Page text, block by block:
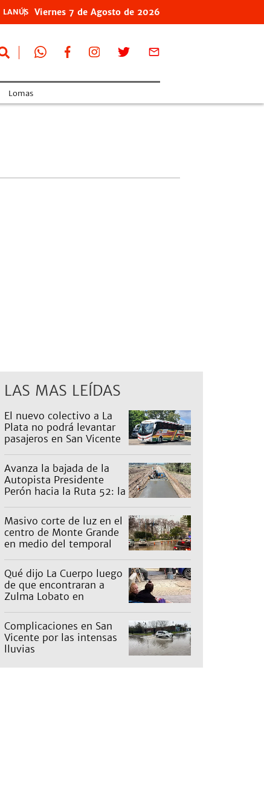
LANÚS Viernes 7 de Agosto de 2026
Lomas
LAS MAS LEÍDAS
El nuevo colectivo a La
Plata no podrá levantar
pasajeros en San Vicente
Avanza la bajada de la
Autopista Presidente
Perón hacia la Ruta 52: la
Masivo corte de luz en el
centro de Monte Grande
en medio del temporal
Qué dijo La Cuerpo luego
de que encontraran a
Zulma Lobato en
Complicaciones en San
Vicente por las intensas
lluvias